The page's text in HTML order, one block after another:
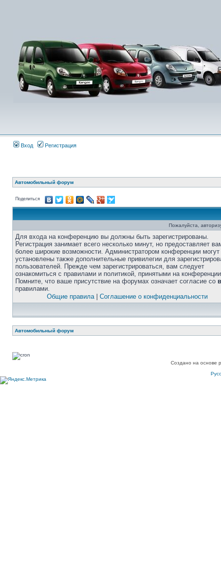
Вход Регистрация
Автомобильный форум
Поделиться
Пожалуйста,
Для входа на конференцию вы должны быть зарегистрированы.
Регистрация занимает всего несколько минут, но предоставляет
более широкие возможности. Администратором конференции
установлены также дополнительные привилегии для
пользователей. Прежде чем зарегистрироваться, вам следует
ознакомиться с правилами и политикой, принятыми на
Помните, что ваше присутствие на форумах означает согласие со
правилами.
Общие правила| Соглашение о конфиденциальности
Автомобильный форум
Создано на основе